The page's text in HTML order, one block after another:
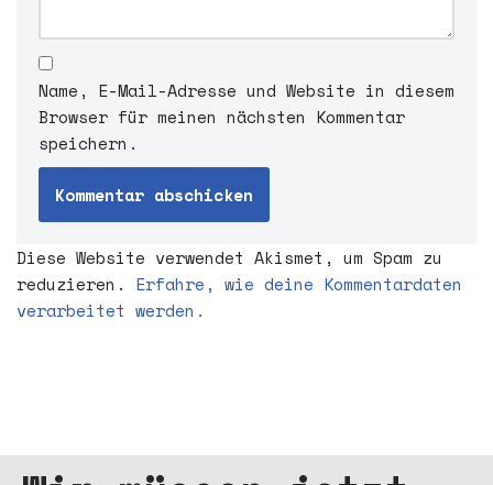
Name, E-Mail-Adresse und Website in diesem
Browser für meinen nächsten Kommentar
speichern.
Diese Website verwendet Akismet, um Spam zu
reduzieren. Erfahre, wie deine Kommentardaten
verarbeitet werden.